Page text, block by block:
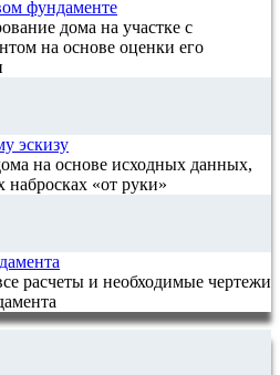
фундаменте
дома на участке с
на основе оценки его
эскизу
на основе исходных данных,
«от руки»
расчеты и необходимые чертежи